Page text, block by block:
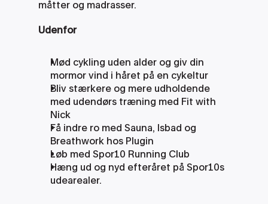
måtter og madrasser.
Udenfor
Mød cykling uden alder og giv din
mormor vind i håret på en cykeltur
Bliv stærkere og mere udholdende
med udendørs træning med Fit with
Nick
Få indre ro med Sauna, Isbad og
Breathwork hos Plugin
Løb med Spor10 Running Club
Hæng ud og nyd efteråret på Spor10s
udearealer.